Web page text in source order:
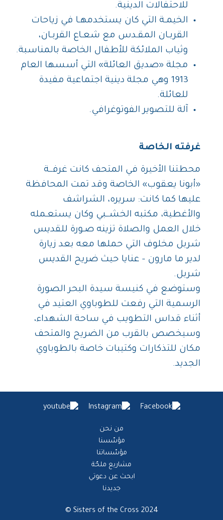
للاحتفالات الدينية.
الخيمـة التي كان يستخدمهـا في زياحات
القربـان المقـدس مع شعـاع القربـان،
وثياب الملائكة للأطفال الخاصة بالمناسبة.
مجلة «صديق العائلة» التي أسسها العام
1913 وهي مجلة دينية اجتماعية مفيدة
للعائلة.
آلة للتصوير الفوتوغرافي.
غرفته الخاصة
محطتنا الأخيرة في المتحف كانت غرفــة
«أبونا يعقوب» الخاصة وقد تمت المحافظة
عليها كما كانت: سريره، الشراشف
والأغطية، مكتبه الخشــبي وكان يستعـمله
خلال العمل والصلاة تزينه صـورة للقديس
شربل مخلوف التي حملها معه بعد زيارة
لدير ما مارون – عنايا حيث ضريح القديس
شربل.
وستوضع في كنيسة سيدة البحر الصورة
الرسمية التي رفعت للطوباوي العتيد في
أثناء قداس التطويب في ساحة الشهداء،
وسيخصص بالقرب من الضريح والمتحف
مكان للتذكارات وكتيبات خاصة بالطوباوي
الجديد.
من نحن
مؤسّسنا
مؤسّساتنا
مشاريع ملحّة
ابحث عن دعوتي
جديدنا
Sisters of the Cross 2024 ©